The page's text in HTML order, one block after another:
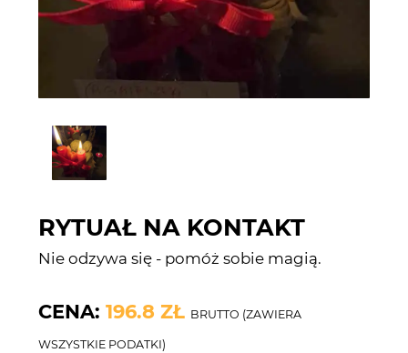
RYTUAŁ NA KONTAKT
Nie odzywa się - pomóż sobie magią.
CENA: 196.8 ZŁ BRUTTO (ZAWIERA
WSZYSTKIE PODATKI)